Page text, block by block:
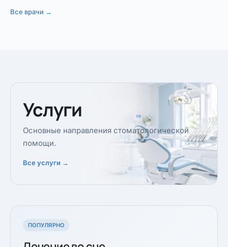
Все врачи →
Услуги
Основные направления стоматологической
помощи.
Все услуги →
ПОПУЛЯРНО